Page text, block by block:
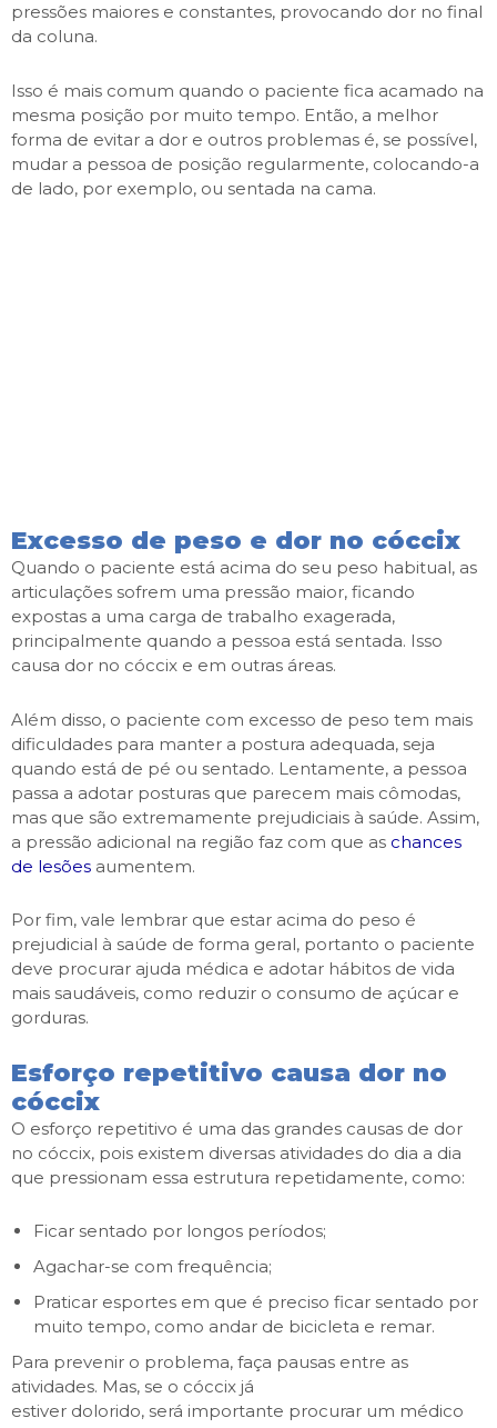
pressões maiores e constantes, provocando dor no final
da coluna.
Isso é mais comum quando o paciente fica acamado na
mesma posição por muito tempo. Então, a melhor
forma de evitar a dor e outros problemas é, se possível,
mudar a pessoa de posição regularmente, colocando-a
de lado, por exemplo, ou sentada na cama.
Excesso de peso e dor no cóccix
Quando o paciente está acima do seu peso habitual, as
articulações sofrem uma pressão maior, ficando
expostas a uma carga de trabalho exagerada,
principalmente quando a pessoa está sentada. Isso
causa dor no cóccix e em outras áreas.
Além disso, o paciente com excesso de peso tem mais
dificuldades para manter a postura adequada, seja
quando está de pé ou sentado. Lentamente, a pessoa
passa a adotar posturas que parecem mais cômodas,
mas que são extremamente prejudiciais à saúde. Assim,
a pressão adicional na região faz com que as chances
de lesões aumentem.
Por fim, vale lembrar que estar acima do peso é
prejudicial à saúde de forma geral, portanto o paciente
deve procurar ajuda médica e adotar hábitos de vida
mais saudáveis, como reduzir o consumo de açúcar e
gorduras.
Esforço repetitivo causa dor no
cóccix
O esforço repetitivo é uma das grandes causas de dor
no cóccix, pois existem diversas atividades do dia a dia
que pressionam essa estrutura repetidamente, como:
Ficar sentado por longos períodos;
Agachar-se com frequência;
Praticar esportes em que é preciso ficar sentado por
muito tempo, como andar de bicicleta e remar.
Para prevenir o problema, faça pausas entre as
atividades. Mas, se o cóccix já
estiver dolorido, será importante procurar um médico